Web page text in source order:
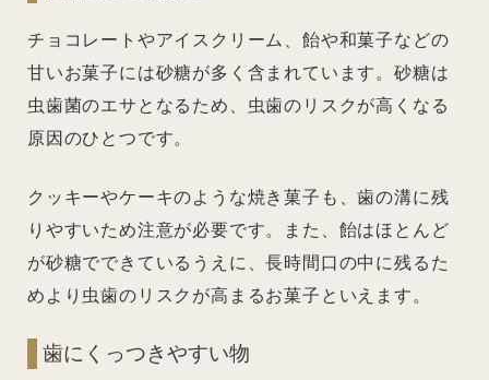
チョコレートやアイスクリーム、飴や和菓子などの
甘いお菓子には砂糖が多く含まれています。砂糖は
虫歯菌のエサとなるため、虫歯のリスクが高くなる
原因のひとつです。
クッキーやケーキのような焼き菓子も、歯の溝に残
りやすいため注意が必要です。また、飴はほとんど
が砂糖でできているうえに、長時間口の中に残るた
めより虫歯のリスクが高まるお菓子といえます。
歯にくっつきやすい物